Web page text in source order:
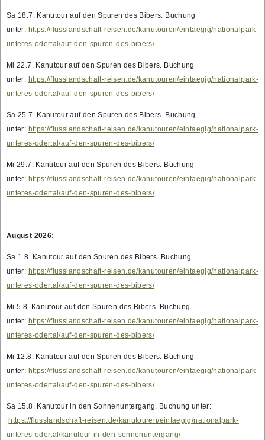
Sa 18.7. Kanutour auf den Spuren des Bibers. Buchung
unter: https://flusslandschaft-reisen.de/kanutouren/eintaegig/nationalpark-
unteres-odertal/auf-den-spuren-des-bibers/
Mi 22.7. Kanutour auf den Spuren des Bibers. Buchung
unter: https://flusslandschaft-reisen.de/kanutouren/eintaegig/nationalpark-
unteres-odertal/auf-den-spuren-des-bibers/
Sa 25.7. Kanutour auf den Spuren des Bibers. Buchung
unter: https://flusslandschaft-reisen.de/kanutouren/eintaegig/nationalpark-
unteres-odertal/auf-den-spuren-des-bibers/
Mi 29.7. Kanutour auf den Spuren des Bibers. Buchung
unter: https://flusslandschaft-reisen.de/kanutouren/eintaegig/nationalpark-
unteres-odertal/auf-den-spuren-des-bibers/
August 2026:
Sa 1.8. Kanutour auf den Spuren des Bibers. Buchung
unter: https://flusslandschaft-reisen.de/kanutouren/eintaegig/nationalpark-
unteres-odertal/auf-den-spuren-des-bibers/
Mi 5.8. Kanutour auf den Spuren des Bibers. Buchung
unter: https://flusslandschaft-reisen.de/kanutouren/eintaegig/nationalpark-
unteres-odertal/auf-den-spuren-des-bibers/
Mi 12.8. Kanutour auf den Spuren des Bibers. Buchung
unter: https://flusslandschaft-reisen.de/kanutouren/eintaegig/nationalpark-
unteres-odertal/auf-den-spuren-des-bibers/
Sa 15.8. Kanutour in den Sonnenuntergang. Buchung unter:
https://flusslandschaft-reisen.de/kanutouren/eintaegig/nationalpark-
unteres-odertal/kanutour-in-den-sonnenuntergang/